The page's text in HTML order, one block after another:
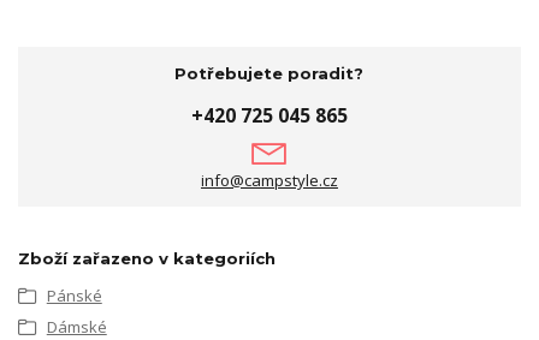
Potřebujete poradit?
+420 725 045 865
info@campstyle.cz
Zboží zařazeno v kategoriích
Pánské
Dámské